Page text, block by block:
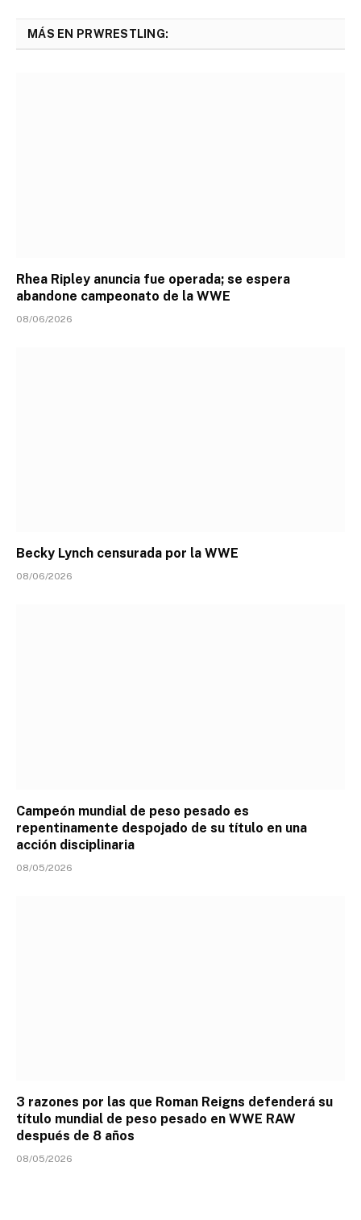
MÁS EN PRWRESTLING:
Rhea Ripley anuncia fue operada; se espera
abandone campeonato de la WWE
08/06/2026
Becky Lynch censurada por la WWE
08/06/2026
Campeón mundial de peso pesado es
repentinamente despojado de su título en una
acción disciplinaria
08/05/2026
3 razones por las que Roman Reigns defenderá su
título mundial de peso pesado en WWE RAW
después de 8 años
08/05/2026